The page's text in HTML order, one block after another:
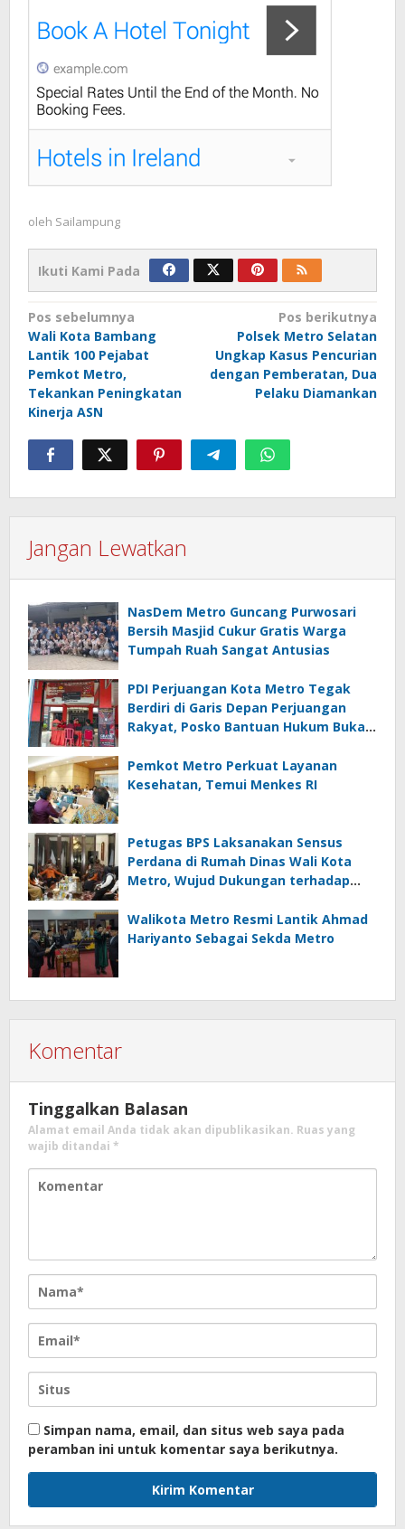
oleh Sailampung
Ikuti Kami Pada
Navigasi
pos
Pos sebelumnya
Wali Kota Bambang
Lantik 100 Pejabat
Pemkot Metro,
Tekankan Peningkatan
Kinerja ASN
Pos berikutnya
Polsek Metro Selatan
Ungkap Kasus Pencurian
dengan Pemberatan, Dua
Pelaku Diamankan
Jangan Lewatkan
NasDem Metro Guncang Purwosari
Bersih Masjid Cukur Gratis Warga
Tumpah Ruah Sangat Antusias
PDI Perjuangan Kota Metro Tegak
Berdiri di Garis Depan Perjuangan
Rakyat, Posko Bantuan Hukum Buka
Pemkot Metro Perkuat Layanan
Kesehatan, Temui Menkes RI
Petugas BPS Laksanakan Sensus
Perdana di Rumah Dinas Wali Kota
Metro, Wujud Dukungan terhadap
Walikota Metro Resmi Lantik Ahmad
Hariyanto Sebagai Sekda Metro
Komentar
Tinggalkan Balasan
Alamat email Anda tidak akan dipublikasikan. Ruas yang
wajib ditandai *
Simpan nama, email, dan situs web saya pada
peramban ini untuk komentar saya berikutnya.